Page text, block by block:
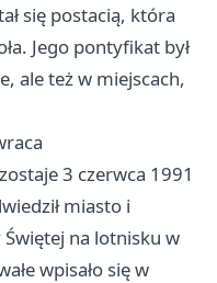
się postacią, która
Jego pontyfikat był
ale też w miejscach,
3 czerwca 1991
miasto i
na lotnisku w
wpisało się w